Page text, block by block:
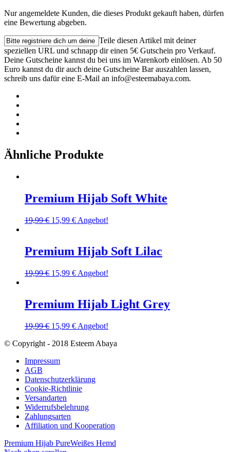
Nur angemeldete Kunden, die dieses Produkt gekauft haben, dürfen
eine Bewertung abgeben.
Teile diesen Artikel mit deiner
speziellen URL und schnapp dir einen 5€ Gutschein pro Verkauf.
Deine Gutscheine kannst du bei uns im Warenkorb einlösen. Ab 50
Euro kannst du dir auch deine Gutscheine Bar auszahlen lassen,
schreib uns dafür eine E-Mail an info@esteemabaya.com.
Ähnliche Produkte
Premium Hijab Soft White
19,99€ 15,99 € Angebot!
Premium Hijab Soft Lilac
19,99€ 15,99 € Angebot!
Premium Hijab Light Grey
19,99€ 15,99 € Angebot!
© Copyright - 2018 Esteem Abaya
Impressum
AGB
Datenschutzerklärung
Cookie-Richtlinie
Versandarten
Widerrufsbelehrung
Zahlungsarten
Affiliation und Kooperation
Premium Hijab PureWeißes Hemd